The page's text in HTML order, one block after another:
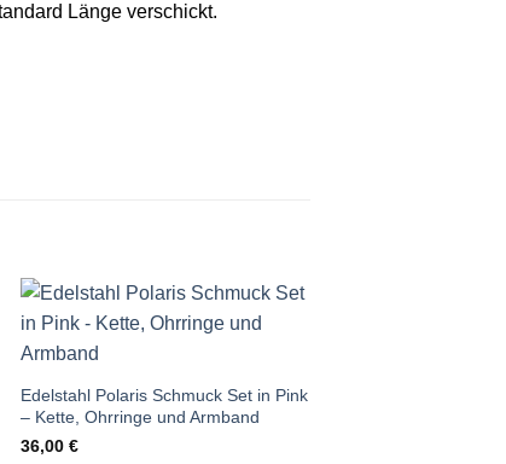
Länge verschickt.
Edelstahl Polaris Schmuck Set in Pink
– Kette, Ohrringe und Armband
36,00 €